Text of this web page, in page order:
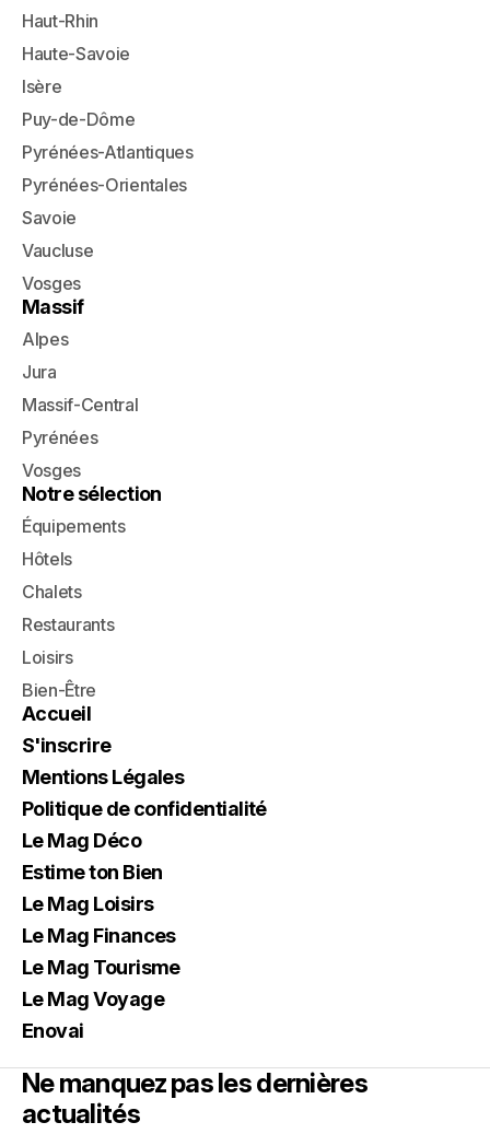
Haut-Rhin
Haute-Savoie
Isère
Puy-de-Dôme
Pyrénées-Atlantiques
Pyrénées-Orientales
Savoie
Vaucluse
Vosges
Massif
Alpes
Jura
Massif-Central
Pyrénées
Vosges
Notre sélection
Équipements
Hôtels
Chalets
Restaurants
Loisirs
Bien-Être
Accueil
S'inscrire
Mentions Légales
Politique de confidentialité
Le Mag Déco
Estime ton Bien
Le Mag Loisirs
Le Mag Finances
Le Mag Tourisme
Le Mag Voyage
Enovai
Ne manquez pas les dernières
actualités